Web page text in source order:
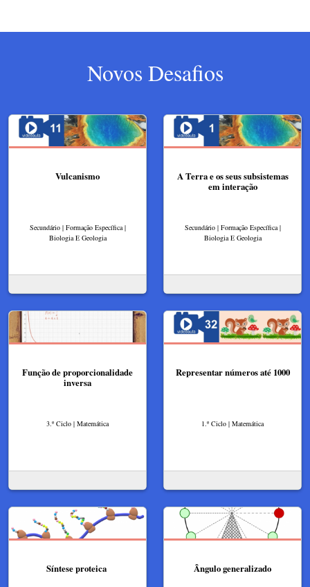
Novos Desafios
Vulcanismo
Secundário | Formação Específica |
Biologia E Geologia
A Terra e os seus subsistemas
em interação
Secundário | Formação Específica |
Biologia E Geologia
Função de proporcionalidade
inversa
3.º Ciclo | Matemática
Representar números até 1000
1.º Ciclo | Matemática
Síntese proteica Ângulo generalizado